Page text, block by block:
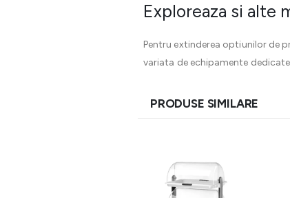
Exploreaza si alte
Pentru extinderea optiunilor de
variata de echipamente
PRODUSE SIMILARE